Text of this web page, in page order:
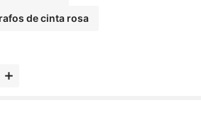
de cinta rosa